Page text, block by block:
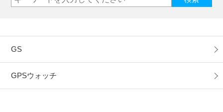
GS
GPSウォッチ